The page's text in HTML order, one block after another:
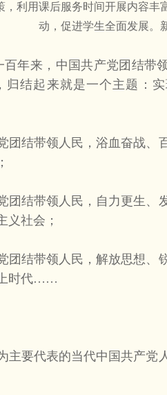
，利用课后服务时间开展内容丰
动，促进学生全面发展。
年来，中国共产党团结带
结起来就是一个主题：
结带领人民，浴血奋战、
结带领人民，自力更生、
义社会；
结带领人民，解放思想、
上时代……
要代表的当代中国共产党